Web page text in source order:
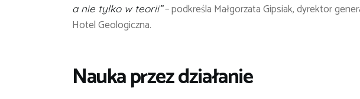
a nie tylko w teorii”– podkreśla Małgorzata Gipsiak, dyrektor
Hotel Geologiczna.
Nauka przez działanie